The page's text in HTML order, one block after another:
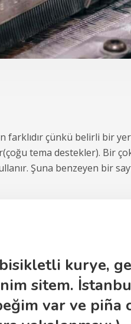
farklıdır çünkü belirli bir
tema destekler). Bir
Şuna benzeyen bir
kurye,
sitem.
var ve piña